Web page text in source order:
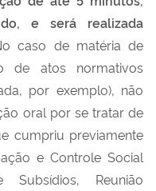
e será realizada
caso de matéria de
de atos normativos
por exemplo), não
oral por se tratar de
cumpriu previamente
e Controle Social
Reunião